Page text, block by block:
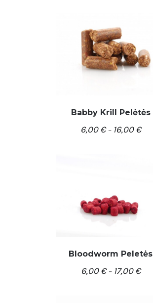
PASIRINKTI SAVYBES
Babby Krill Pelėtės
6,00€– 16,00€
PASIRINKTI SAVYBES
Bloodworm Peletės
6,00€– 17,00€